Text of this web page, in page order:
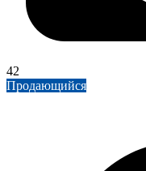
42
Продающийся